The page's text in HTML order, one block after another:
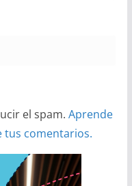
el spam. Aprende
tus comentarios.